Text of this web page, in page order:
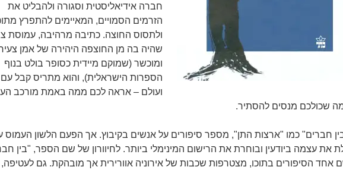
חברה אידיאליסטית וסגורה ולהבליט את
הזרמים הסמויים, המאיימים להתפרץ
ולתסוס החוצה. כתיבה מרהיבה, עמוסת
שהיה בה מן החוצפה היהירה של אמן
ומוכשר (שמוקם מיידית כסופר בולט בנוף
הספרות הישראלית), והוא מתריס קבל עם
ועולם – אראה לכם ממה באמת מורכב
שכולכם מנסים להסתיר.
חברים" כמו "ארצות התן", מספר סיפורים על אנשים בקיבוץ. אך הפעם הלשון העמוס
את עצמה ביודעין ובוחרת את הרישום המינימלי ביותר. לחיוורון של שם הספר, "בין
אחד הסיפורים בתוכו, מצטרפות שכבות של אירוניה אוורירית אך מובהקת. גם לעטיפה,